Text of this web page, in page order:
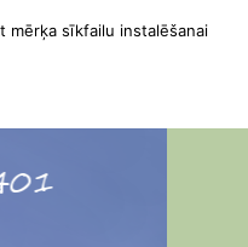
sīkfailu instalēšanai